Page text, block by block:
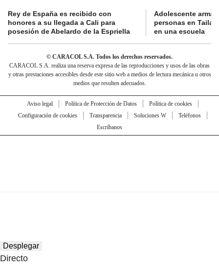
Rey de España es recibido con
honores a su llegada a Cali para
posesión de Abelardo de la Espriella
Adolescente
personas en
en una escuela
© CARACOL S.A. Todos los derechos reservados.
CARACOL S.A. realiza una reserva expresa de las reproducciones y usos de las obras
y otras prestaciones accesibles desde este sitio web a medios de lectura mecánica u otros
medios que resulten adecuados.
Aviso legal Política de Protección de Datos
Política de cookies
Configuración de cookies
Transparencia Soluciones W
Teléfonos
Escríbanos
Desplegar
Directo